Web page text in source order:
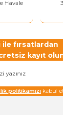
Yetkiliye
Havale
fırsatlardan
kayıt
politikamızı kabul